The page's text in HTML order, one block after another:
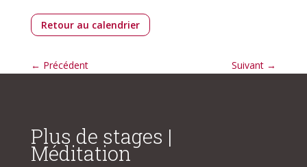
Retour au calendrier
← Précédent Suivant →
Plus de stages |
Méditation